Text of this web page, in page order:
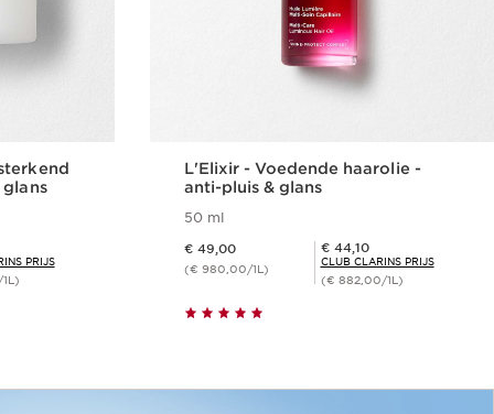
glans
PRIJS
L'Elixir - Voedende haarolie -
anti-pluis & glans
50 ml
€ 49,00
(€ 980,00/1L)
Club Clarins Prijs € 44,10
€ 44,10
CLUB CLARINS PRIJS
(€ 882,00/1L)